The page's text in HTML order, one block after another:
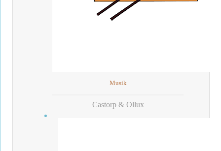
Musik
Castorp & Ollux